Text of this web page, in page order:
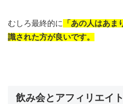
むしろ最終的に
「あの人はあ
識された方が良いです。
飲み会とアフィリエイ